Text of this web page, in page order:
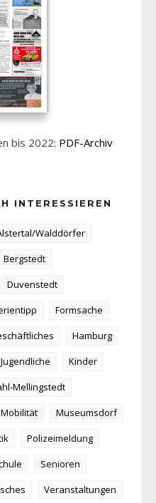
bis 2022: PDF-Archiv
INTERESSIEREN
Walddörfer
Bergstedt
Duvenstedt
Formsache
Hamburg
Jugendliche
Kinder
Mellingstedt
Mobilität
Museumsdorf
Polizeimeldung
Senioren
Veranstaltungen